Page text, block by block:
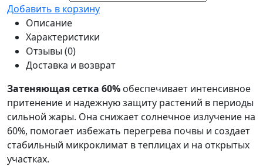
Добавить в корзину
Описание
Характеристики
Отзывы (0)
Доставка и возврат
Затеняющая сетка 60% обеспечивает интенсивное
притенение и надежную защиту растений в периоды
сильной жары. Она снижает солнечное излучение на
60%, помогает избежать перегрева почвы и создает
стабильный микроклимат в теплицах и на открытых
участках.